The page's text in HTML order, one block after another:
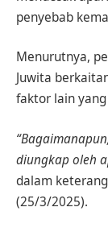
penyebab
Menurutnya,
Juwita
faktor lain
diungkap oleh
dalam
(25/3/2025).